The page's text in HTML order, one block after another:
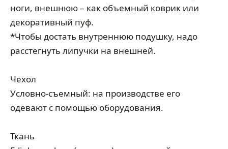
ноги, внешнюю – как объемный коврик или
декоративный пуф.
*Чтобы достать внутреннюю подушку, надо
расстегнуть липучки на внешней.
Чехол
Условно-съемный: на производстве его
одевают с помощью оборудования.
Ткань